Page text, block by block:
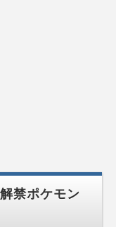
禁ポケモン